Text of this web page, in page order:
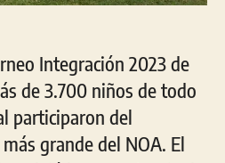
Integración 2023 de
de 3.700 niños de todo
participaron del
grande del NOA. El